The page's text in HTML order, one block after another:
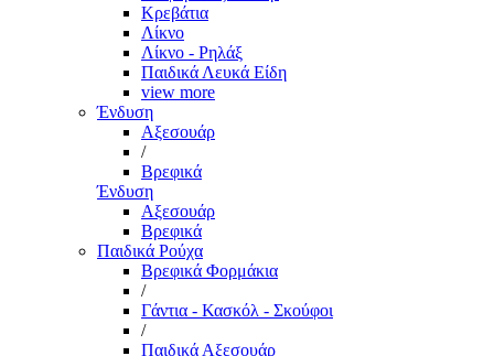
Κρεβάτια
Λίκνο
Λίκνο - Ρηλάξ
Παιδικά Λευκά Είδη
view more
Ένδυση
Αξεσουάρ
/
Βρεφικά
Ένδυση
Αξεσουάρ
Βρεφικά
Παιδικά Ρούχα
Βρεφικά Φορμάκια
/
Γάντια - Κασκόλ - Σκούφοι
/
Παιδικά Αξεσουάρ